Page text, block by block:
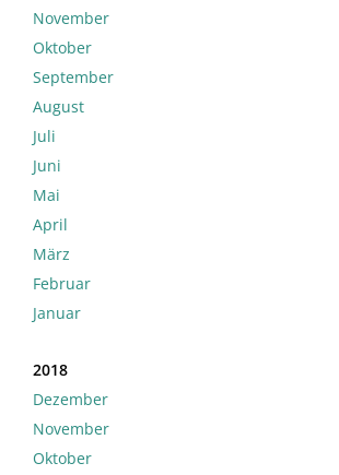
November
Oktober
September
August
Juli
Juni
Mai
April
März
Februar
Januar
2018
Dezember
November
Oktober